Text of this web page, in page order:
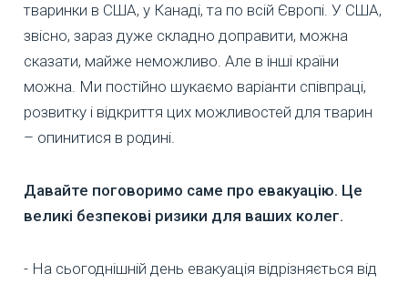
тваринки в США, у Канаді, та по всій Європі. У США,
звісно, зараз дуже складно доправити, можна
сказати, майже неможливо. Але в інші країни
можна. Ми постійно шукаємо варіанти співпраці,
розвитку і відкриття цих можливостей для тварин
– опинитися в родині.
Давайте поговоримо саме про евакуацію. Це
великі безпекові ризики для ваших колег.
- На сьогоднішній день евакуація відрізняється від